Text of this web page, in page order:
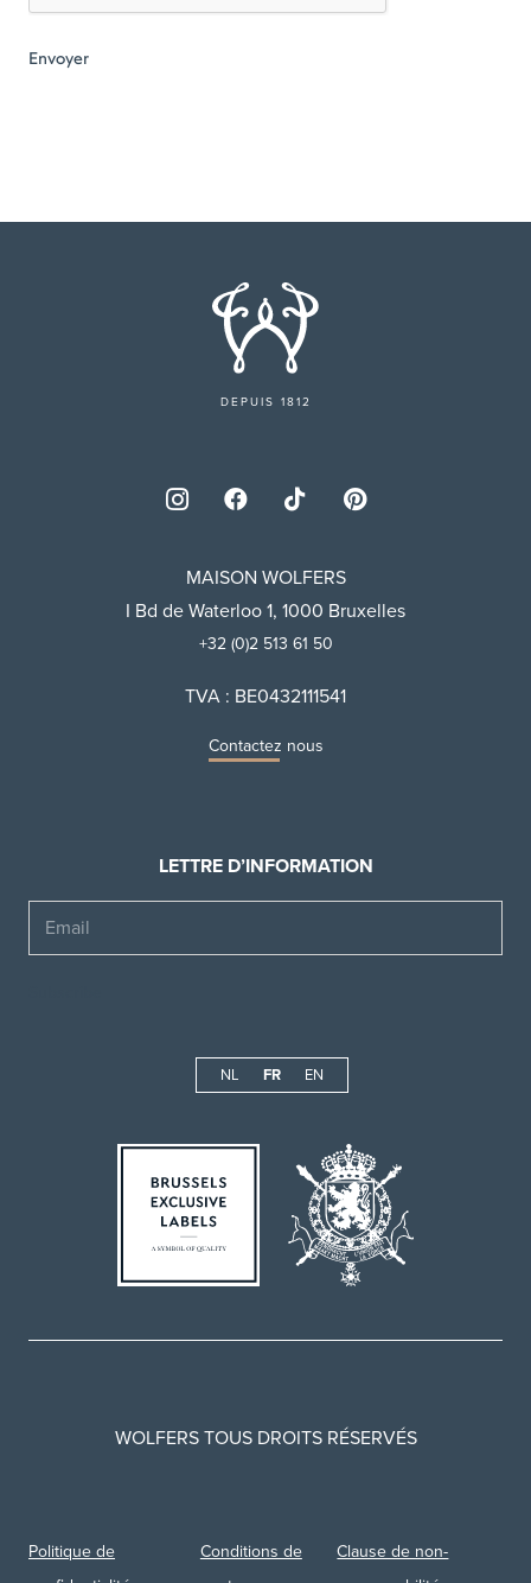
DEPUIS 1812
MAISON WOLFERS
I Bd de Waterloo 1, 1000 Bruxelles
+32 (0)2 513 61 50
TVA : BE0432111541
Contactez nous
LETTRE D’INFORMATION
NL FR EN
WOLFERS TOUS DROITS RÉSERVÉS
Politique de
Conditions de
Clause de non-